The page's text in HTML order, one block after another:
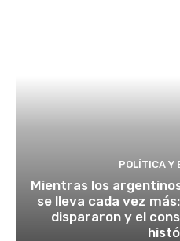
POLÍTICA Y
Mientras los
se lleva cada vez
dispararon y el